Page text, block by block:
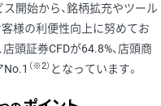
開始から、銘柄拡充やツール
客様の利便性向上に努めてお
頭証券CFDが64.8%、店頭商
No.1 （※2） となっています。